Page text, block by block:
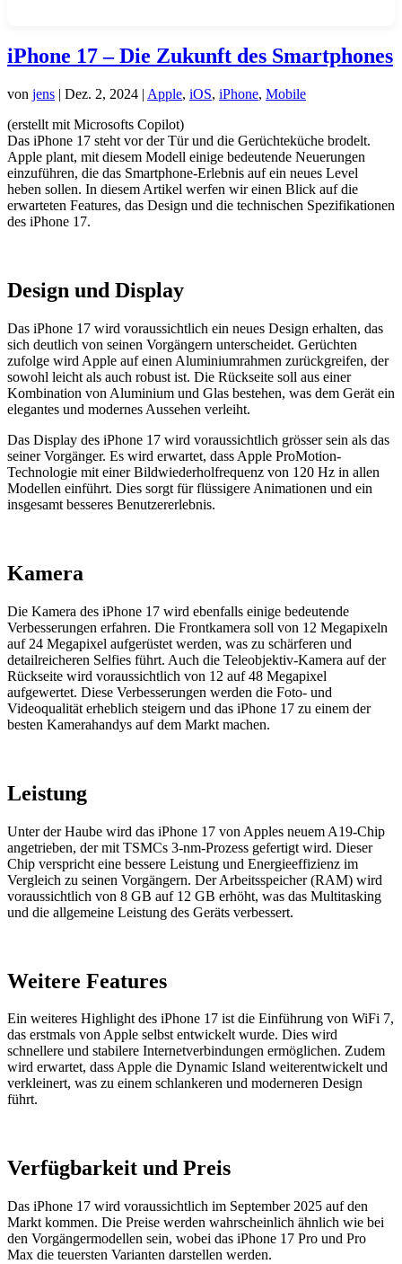
iPhone 17 – Die Zukunft des Smartphones
von jens | Dez. 2, 2024 | Apple, iOS, iPhone, Mobile
(erstellt mit Microsofts Copilot)
Das iPhone 17 steht vor der Tür und die Gerüchteküche brodelt.
Apple plant, mit diesem Modell einige bedeutende Neuerungen
einzuführen, die das Smartphone-Erlebnis auf ein neues Level
heben sollen. In diesem Artikel werfen wir einen Blick auf die
erwarteten Features, das Design und die technischen Spezifikationen
des iPhone 17.
Design und Display
Das iPhone 17 wird voraussichtlich ein neues Design erhalten, das
sich deutlich von seinen Vorgängern unterscheidet. Gerüchten
zufolge wird Apple auf einen Aluminiumrahmen zurückgreifen, der
sowohl leicht als auch robust ist. Die Rückseite soll aus einer
Kombination von Aluminium und Glas bestehen, was dem Gerät ein
elegantes und modernes Aussehen verleiht.
Das Display des iPhone 17 wird voraussichtlich grösser sein als das
seiner Vorgänger. Es wird erwartet, dass Apple ProMotion-
Technologie mit einer Bildwiederholfrequenz von 120 Hz in allen
Modellen einführt. Dies sorgt für flüssigere Animationen und ein
insgesamt besseres Benutzererlebnis.
Kamera
Die Kamera des iPhone 17 wird ebenfalls einige bedeutende
Verbesserungen erfahren. Die Frontkamera soll von 12 Megapixeln
auf 24 Megapixel aufgerüstet werden, was zu schärferen und
detailreicheren Selfies führt. Auch die Teleobjektiv-Kamera auf der
Rückseite wird voraussichtlich von 12 auf 48 Megapixel
aufgewertet. Diese Verbesserungen werden die Foto- und
Videoqualität erheblich steigern und das iPhone 17 zu einem der
besten Kamerahandys auf dem Markt machen.
Leistung
Unter der Haube wird das iPhone 17 von Apples neuem A19-Chip
angetrieben, der mit TSMCs 3-nm-Prozess gefertigt wird. Dieser
Chip verspricht eine bessere Leistung und Energieeffizienz im
Vergleich zu seinen Vorgängern. Der Arbeitsspeicher (RAM) wird
voraussichtlich von 8 GB auf 12 GB erhöht, was das Multitasking
und die allgemeine Leistung des Geräts verbessert.
Weitere Features
Ein weiteres Highlight des iPhone 17 ist die Einführung von WiFi 7,
das erstmals von Apple selbst entwickelt wurde. Dies wird
schnellere und stabilere Internetverbindungen ermöglichen. Zudem
wird erwartet, dass Apple die Dynamic Island weiterentwickelt und
verkleinert, was zu einem schlankeren und moderneren Design
führt.
Verfügbarkeit und Preis
Das iPhone 17 wird voraussichtlich im September 2025 auf den
Markt kommen. Die Preise werden wahrscheinlich ähnlich wie bei
den Vorgängermodellen sein, wobei das iPhone 17 Pro und Pro
Max die teuersten Varianten darstellen werden.